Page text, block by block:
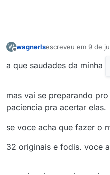
W wagnerlsescreveu em 9 de
última edição por
a que saudades da minha
mas vai se preparando
paciencia pra acertar elas.
se voce acha que fazer o
32 originais e fodis. voce